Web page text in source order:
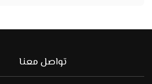
تواصل معنا